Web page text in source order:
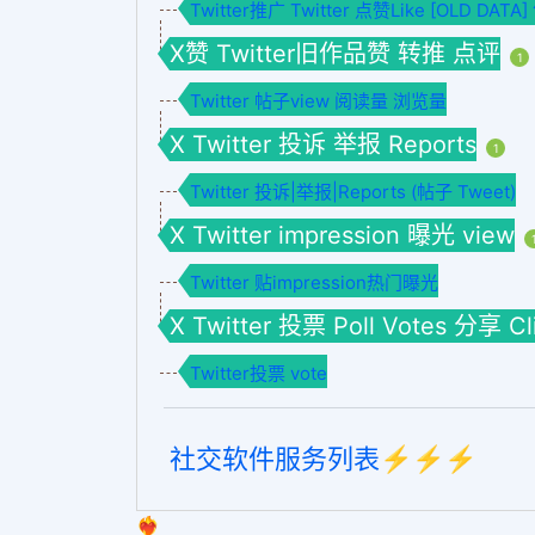
Twitter推广 Twitter 点赞Like [OLD DATA]
X赞 Twitter旧作品赞 转推 点评 1
Twitter 帖子view 阅读量 浏览量
X Twitter 投诉 举报 Reports 1
Twitter 投诉|举报|Reports (帖子 Tweet)
X Twitter impression 曝光 view 1
Twitter 贴impression热门曝光
X Twitter 投票 Poll Votes 分享
Twitter投票 vote
社交软件服务列表⚡️⚡️⚡️
❤️‍🔥